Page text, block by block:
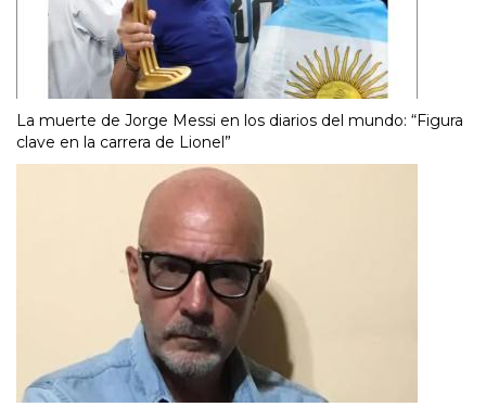
La muerte de Jorge Messi en los diarios del mundo: “Figura
clave en la carrera de Lionel”